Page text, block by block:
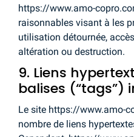
https://www.amo-
raisonnables visant à les
utilisation détournée,
altération ou destruction.
9. Liens
balises (“tags”)
Le site https://www.amo-
nombre de liens